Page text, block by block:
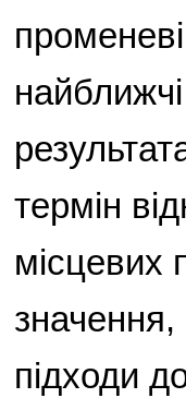
термін
місцевих
значення,
підходи